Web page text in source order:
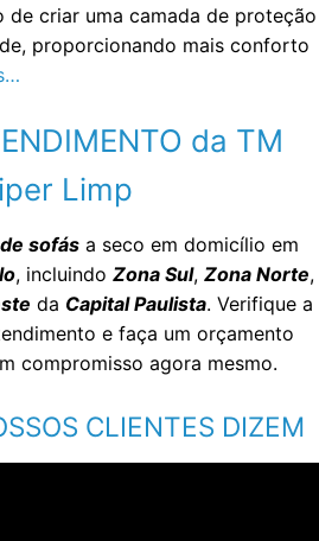
de criar uma camada de proteção
proporcionando mais conforto
da TM
Limp
sofása seco em domicílio em
, incluindo Zona Sul, Zona Norte,
da Capital Paulista. Verifique a
e faça um orçamento
compromisso agora mesmo.
CLIENTES DIZEM